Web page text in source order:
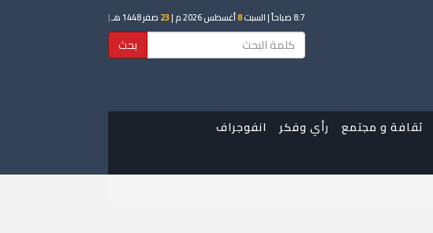
8:7 صباحاً | السبت8أغسطس 2026 م | 23 صفر 1448 هـ |
بحث
ثقافة و مجتمع رأي وفكر
انفوجراف